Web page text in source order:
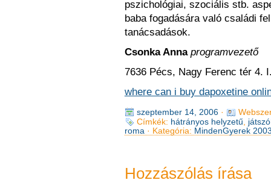
pszichológiai, szociális stb.
baba fogadására való családi
tanácsadások.
Csonka Anna programvezető
7636 Pécs, Nagy Ferenc tér 4.
where can i buy dapoxetine
szeptember 14, 2006·
Címkék: hátrányos helyzetű
roma· Kategória: MindenGyerek
Hozzászólás írása